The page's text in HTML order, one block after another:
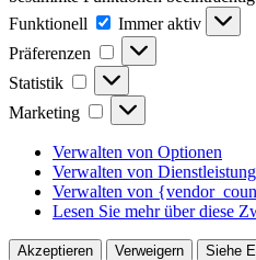
Funktionell
Funktionell
Immer aktiv
Präferenzen
Präferenzen
Statistik Statistik
Marketing Marketing
Verwalten von Optionen
Verwalten von
Verwalten von
Lesen Sie mehr über diese
Akzeptieren Verweigern Siehe